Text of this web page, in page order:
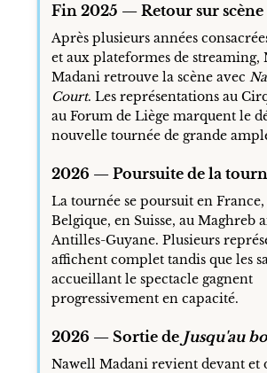
Fin 2025 — Retour sur scène
Après plusieurs années
et aux plateformes de streaming,
Madani retrouve la scène avec
Court. Les représentations au
au Forum de Liège marquent le
nouvelle tournée de grande
2026 — Poursuite de la
La tournée se poursuit en France,
Belgique, en Suisse, au Maghreb
Antilles-Guyane. Plusieurs
affichent complet tandis que les
accueillant le spectacle gagnent
progressivement en capacité.
2026 — Sortie de Jusqu'au
Nawell Madani revient devant et